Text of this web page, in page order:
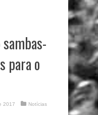
para o
2017
Notícias